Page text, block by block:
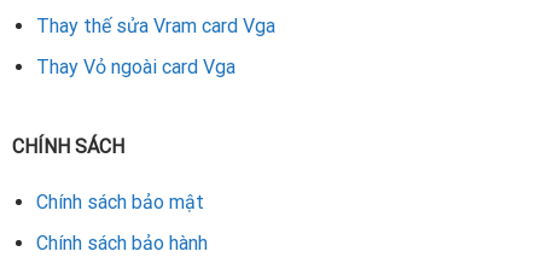
Thay thế sửa Vram card Vga
Thay Vỏ ngoài card Vga
CHÍNH SÁCH
Chính sách bảo mật
Chính sách bảo hành